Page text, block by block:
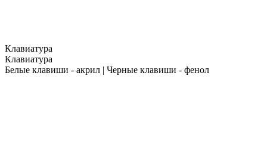
Клавиатура
Клавиатура
Белые клавиши - акрил | Черные клавиши - фенол